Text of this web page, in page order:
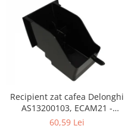
Accesorii antrenament
Accesorii Fitness
Accesorii sportive
Articole Voiaj
Sporturi acvatice
Sporturi de interior
Recipient zat cafea Delonghi
AS13200103, ECAM21 -
ECAM25
60,59 Lei